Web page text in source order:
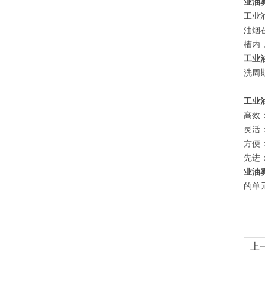
业油
工业
油烟
槽内
工业
洗周
工业
高效
灵活
方便
先进
业油
的单
上